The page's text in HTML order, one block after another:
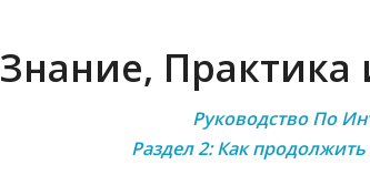
Знание, Практика
Руководство По
Раздел 2: Как